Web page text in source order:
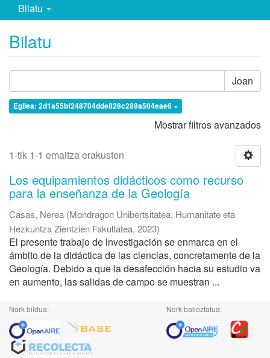
Bilatu
Bilatu
Joan
Egilea: 2d1a55bf248704dde828c289a504eae6 ×
Mostrar filtros avanzados
1-tik 1-1 emaitza erakusten
Los equipamientos didácticos como recurso
para la enseñanza de la Geología
Casas, Nerea (Mondragon Unibertsitatea. Humanitate eta
Hezkuntza Zientzien Fakultatea, 2023)
El presente trabajo de investigación se enmarca en el
ámbito de la didáctica de las ciencias, concretamente de la
Geología. Debido a que la desafección hacia su estudio va
en aumento, las salidas de campo se muestran ...
Nork bildua: Nork balioztatua: